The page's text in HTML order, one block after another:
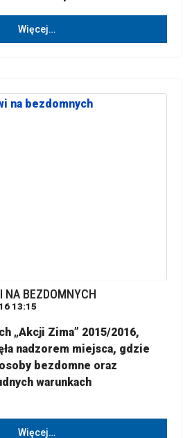
Więcej…
NA BEZDOMNYCH
13:15
„Akcji Zima” 2015/2016,
nadzorem miejsca, gdzie
bezdomne oraz
warunkach
Więcej…